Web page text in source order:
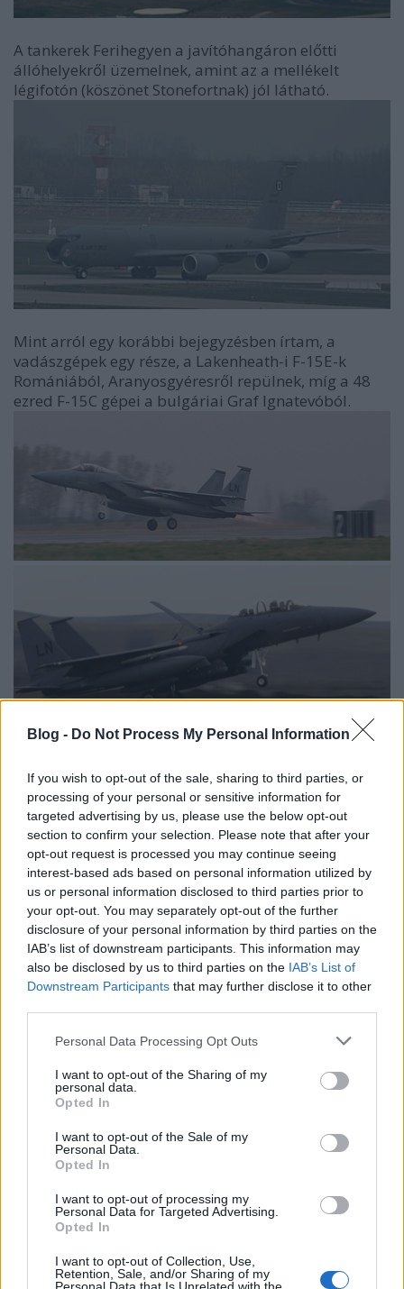
Blog - Do Not Process My Personal Information
If you wish to opt-out of the sale, sharing to third parties, or
processing of your personal or sensitive information for
targeted advertising by us, please use the below opt-out
section to confirm your selection. Please note that after your
opt-out request is processed you may continue seeing
interest-based ads based on personal information utilized by
us or personal information disclosed to third parties prior to
your opt-out. You may separately opt-out of the further
disclosure of your personal information by third parties on the
IAB’s list of downstream participants. This information may
also be disclosed by us to third parties on the IAB’s List of
Downstream Participants that may further disclose it to other
Please note that this website/app uses one or more Google
not limited to your visit or usage behaviour. You may click to
grant or deny consent to Google and its third-party tags to
use your data for below specified purposes in below Google
consent section.
Personal Data Processing Opt Outs
I want to opt-out of the Sharing of my
personal data.
Opted In
I want to opt-out of the Sale of my
Personal Data.
Opted In
I want to opt-out of processing my
Personal Data for Targeted Advertising.
Opted In
I want to opt-out of Collection, Use,
Retention, Sale, and/or Sharing of my
A tankerek Ferihegyen a javítóhangáron előtti
állóhelyekről üzemelnek, amint az a mellékelt
légifotón (köszönet Stonefortnak) jól látható.
Mint arról egy korábbi bejegyzésben írtam, a
vadászgépek egy része, a Lakenheath-i F-15E-k
Romániából, Aranyosgyéresről repülnek, míg a 48
ezred F-15C gépei a bulgáriai Graf Ignatevóból.
Hogy az F-16-osok honnan, azt nem tudom. Az
igazság az, hogy eddig egy sajtóközleményben írtak
róluk, máshol nem találkoztam a részvételük
említésével.
A 15-ösök az af.mil képei alapján nem repültek teljes
Érdekesség, hogy a szárny alatti póttartálytartó
oldalára szerelt külső sínekre (legalábbis a céken)
még mindig ritkaság a Sidewinder legújabb